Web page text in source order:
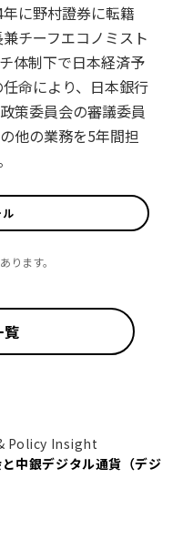
に野村證券に転籍
チーフエコノミスト
体制下で日本経済予
命により、日本銀行
策委員会の審議委員
他の業務を5年間担
ル
ります。
覧
Policy Insight
中銀デジタル通貨（デジ